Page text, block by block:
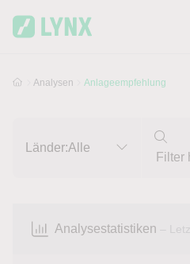
Analysen Anlageempfehlung
Länder:Alle
Analysestatistiken –